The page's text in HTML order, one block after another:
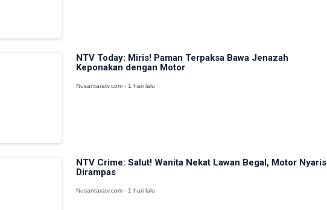
NTV Today: Miris! Paman Terpaksa Bawa Jenazah
Keponakan dengan Motor
Nusantaratv.com - 1 hari lalu
NTV Crime: Salut! Wanita Nekat Lawan Begal, Motor Nyaris
Dirampas
Nusantaratv.com - 1 hari lalu